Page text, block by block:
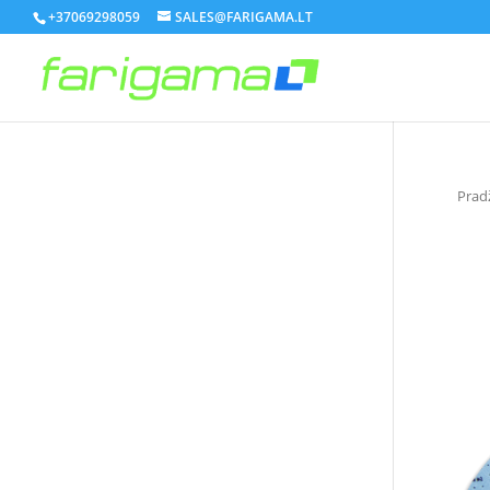
+37069298059 SALES@FARIGAMA.LT